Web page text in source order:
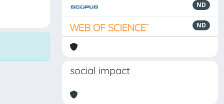
ND
ND
social impact